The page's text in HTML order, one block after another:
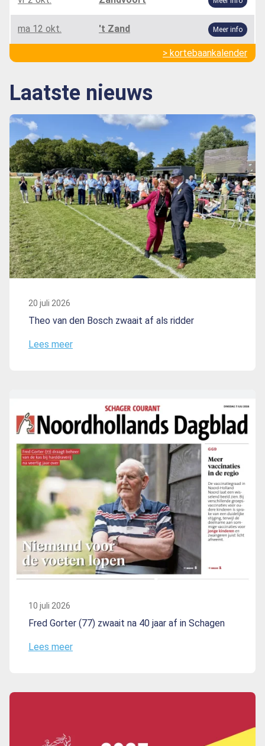
ma 12 okt. 't Zand Meer info
> kortebaankalender
Laatste nieuws
20 juli 2026
Theo van den Bosch zwaait af als ridder
Lees meer
10 juli 2026
Fred Gorter (77) zwaait na 40 jaar af in Schagen
Lees meer